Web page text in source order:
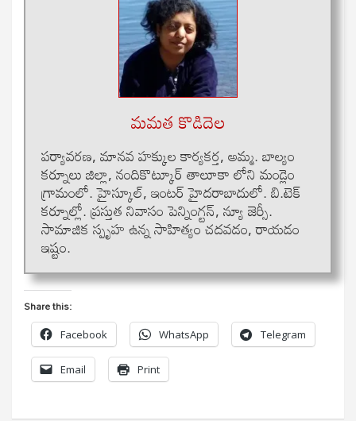
మమత కొడిదెల
పర్యావరణ, మానవ హక్కుల కార్యకర్త, అమ్మ. బాల్యం
కర్నూలు జిల్లా, నందికొట్కూర్ తాలూకా లోని మండ్లెం
గ్రామంలో. హైస్కూల్, ఇంటర్ హైదరాబాదులో. బి.టెక్
కర్నూల్లో. ప్రస్తుత నివాసం పెన్నింగ్టన్, న్యూ జెర్సీ.
సామాజిక స్పృహ ఉన్న సాహిత్యం చదవడం, రాయడం
ఇష్టం.
Share this:
Facebook WhatsApp Telegram
Email Print